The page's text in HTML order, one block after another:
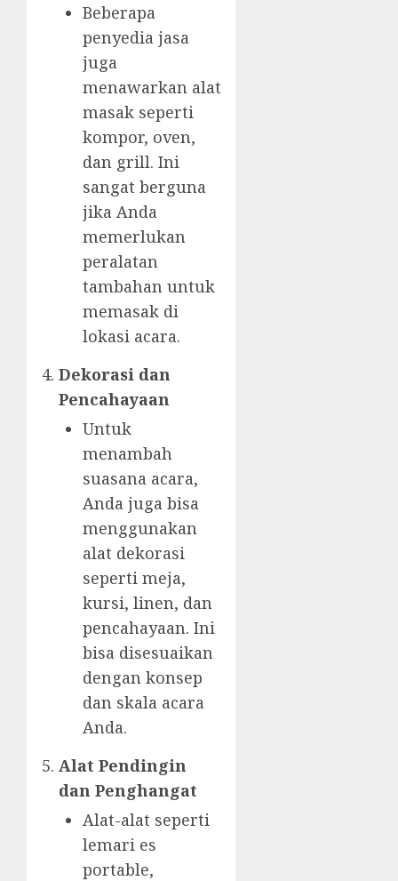
Beberapa
penyedia jasa
juga
menawarkan alat
masak seperti
kompor, oven,
dan grill. Ini
sangat berguna
jika Anda
memerlukan
peralatan
tambahan untuk
memasak di
lokasi acara.
Dekorasi dan
Pencahayaan
Untuk
menambah
suasana acara,
Anda juga bisa
menggunakan
alat dekorasi
seperti meja,
kursi, linen, dan
pencahayaan. Ini
bisa disesuaikan
dengan konsep
dan skala acara
Anda.
Alat Pendingin
dan Penghangat
Alat-alat seperti
lemari es
portable,